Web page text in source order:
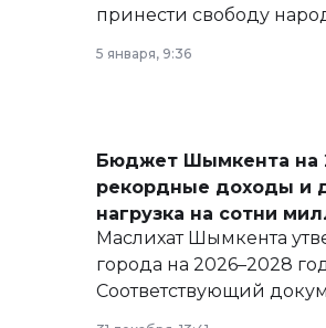
принести свободу
5 января, 9:36
Бюджет Шымкента на
рекордные доходы и
нагрузка на сотни
Маслихат Шымкента
города на 2026–2028
Соответствующий
базе нормативных